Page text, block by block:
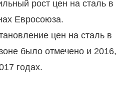
рост цен на сталь в
Евросоюза.
цен на сталь в
было отмечено и 2016,
годах.